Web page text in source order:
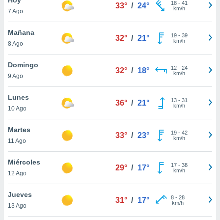
en
más
nuestra
de
cookies
aceptar
7 Ago
33° / 24° 18- 41
km/h
Mañana
8 Ago
32° / 21° 19- 39
km/h
Domingo
9 Ago
32° / 18° 12- 24
km/h
Lunes
10 Ago
36° / 21° 13- 31
km/h
Martes
11 Ago
33° / 23° 19- 42
km/h
Miércoles
12 Ago
29° / 17° 17- 38
km/h
Jueves
13 Ago
31° / 17° 8- 28
km/h